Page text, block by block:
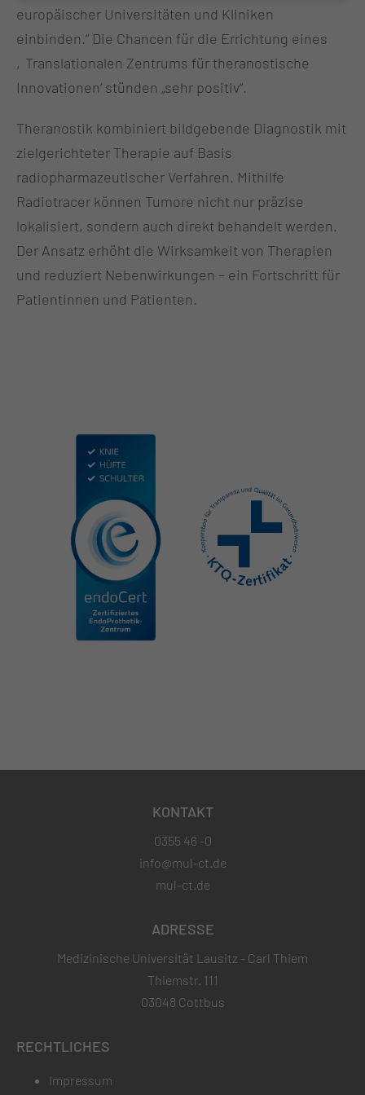
europäischer Universitäten und Kliniken
einbinden.“ Die Chancen für die Errichtung eines
‚Translationalen Zentrums für theranostische
Innovationen‘ stünden „sehr positiv“.
Theranostik kombiniert bildgebende Diagnostik mit
zielgerichteter Therapie auf Basis
radiopharmazeutischer Verfahren. Mithilfe
Radiotracer können Tumore nicht nur präzise
lokalisiert, sondern auch direkt behandelt werden.
Der Ansatz erhöht die Wirksamkeit von Therapien
und reduziert Nebenwirkungen – ein Fortschritt für
Patientinnen und Patienten.
KONTAKT
0355 46 -0
info@mul-ct.de
mul-ct.de
ADRESSE
Medizinische Universität Lausitz - Carl Thiem
Thiemstr. 111
03048 Cottbus
RECHTLICHES
Impressum